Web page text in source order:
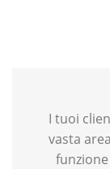
I tuoi
vasta